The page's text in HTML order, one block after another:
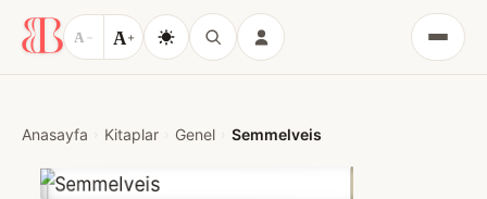
A − A+
Menü
Anasayfa Kitaplar Genel Semmelveis